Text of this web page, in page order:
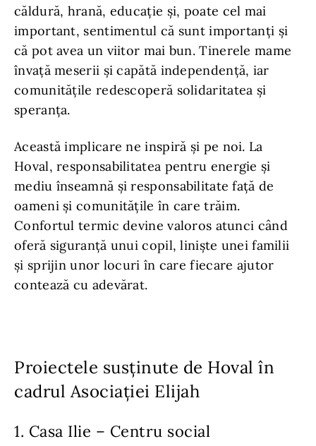
căldură, hrană, educație și, poate cel mai
important, sentimentul că sunt importanți și
că pot avea un viitor mai bun. Tinerele mame
învață meserii și capătă independență, iar
comunitățile redescoperă solidaritatea și
speranța.
Această implicare ne inspiră și pe noi. La
Hoval, responsabilitatea pentru energie și
mediu înseamnă și responsabilitate față de
oameni și comunitățile în care trăim.
Confortul termic devine valoros atunci când
oferă siguranță unui copil, liniște unei familii
și sprijin unor locuri în care fiecare ajutor
contează cu adevărat.
Proiectele susținute de Hoval în
cadrul Asociației Elijah
1. Casa Ilie – Centru social